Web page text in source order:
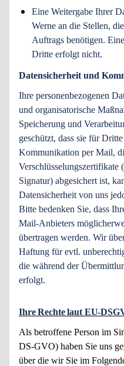
Eine Weitergabe Ihrer
Werne an die Stellen,
Auftrags benötigen.
Dritte erfolgt nicht.
Datensicherheit und
Ihre personenbezogenen
und organisatorische
Speicherung und
geschützt, dass sie für
Kommunikation per Mail,
Signatur) abgesichert ist,
Datensicherheit von uns
Bitte bedenken Sie, dass
Mail-Anbieters
übertragen werden. Wir
Haftung für evtl.
die während der
erfolgt.
Ihre Rechte laut EU-
Als betroffene Person im
DS-GVO) haben Sie uns
über die wir Sie im